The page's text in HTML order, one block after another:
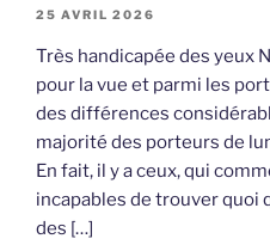
25 AVRIL 2026
Très handicapée des yeux
pour la vue et parmi les
des différences
majorité des porteurs de
En fait, il y a ceux, qui
incapables de trouver quoi
des […]